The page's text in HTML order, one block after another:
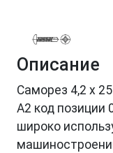
Описание
Саморез 4,2 х
A2 код позиции
широко